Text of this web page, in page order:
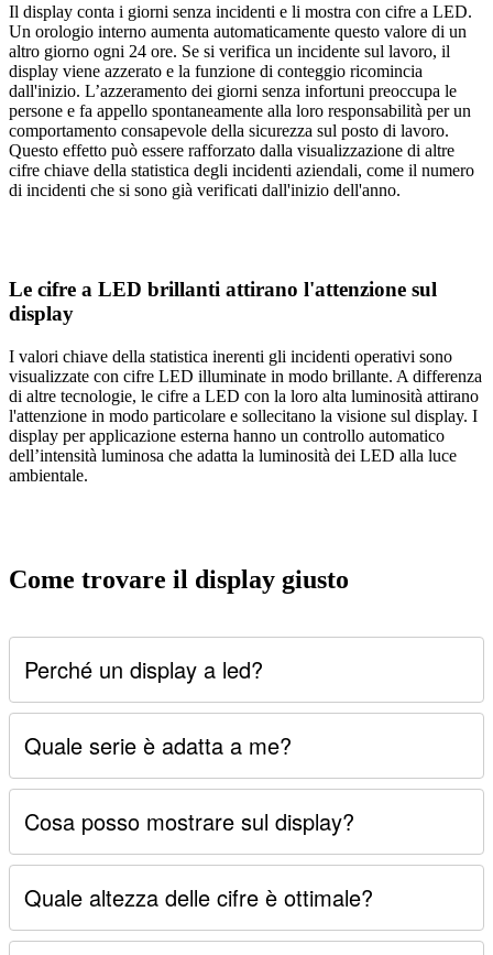
Il display conta i giorni senza incidenti e li mostra con cifre a LED.
Un orologio interno aumenta automaticamente questo valore di un
altro giorno ogni 24 ore. Se si verifica un incidente sul lavoro, il
display viene azzerato e la funzione di conteggio ricomincia
dall'inizio. L’azzeramento dei giorni senza infortuni preoccupa le
persone e fa appello spontaneamente alla loro responsabilità per un
comportamento consapevole della sicurezza sul posto di lavoro.
Questo effetto può essere rafforzato dalla visualizzazione di altre
cifre chiave della statistica degli incidenti aziendali, come il numero
di incidenti che si sono già verificati dall'inizio dell'anno.
Le cifre a LED brillanti attirano l'attenzione sul
display
I valori chiave della statistica inerenti gli incidenti operativi sono
visualizzate con cifre LED illuminate in modo brillante. A differenza
di altre tecnologie, le cifre a LED con la loro alta luminosità attirano
l'attenzione in modo particolare e sollecitano la visione sul display. I
display per applicazione esterna hanno un controllo automatico
dell’intensità luminosa che adatta la luminosità dei LED alla luce
ambientale.
Come trovare il display giusto
Perché un display a led?
Quale serie è adatta a me?
Cosa posso mostrare sul display?
Quale altezza delle cifre è ottimale?